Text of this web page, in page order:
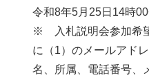
令和8年5月25日14時
※ 入札説明会参加希
に（1）のメールアド
名、所属、電話番号、